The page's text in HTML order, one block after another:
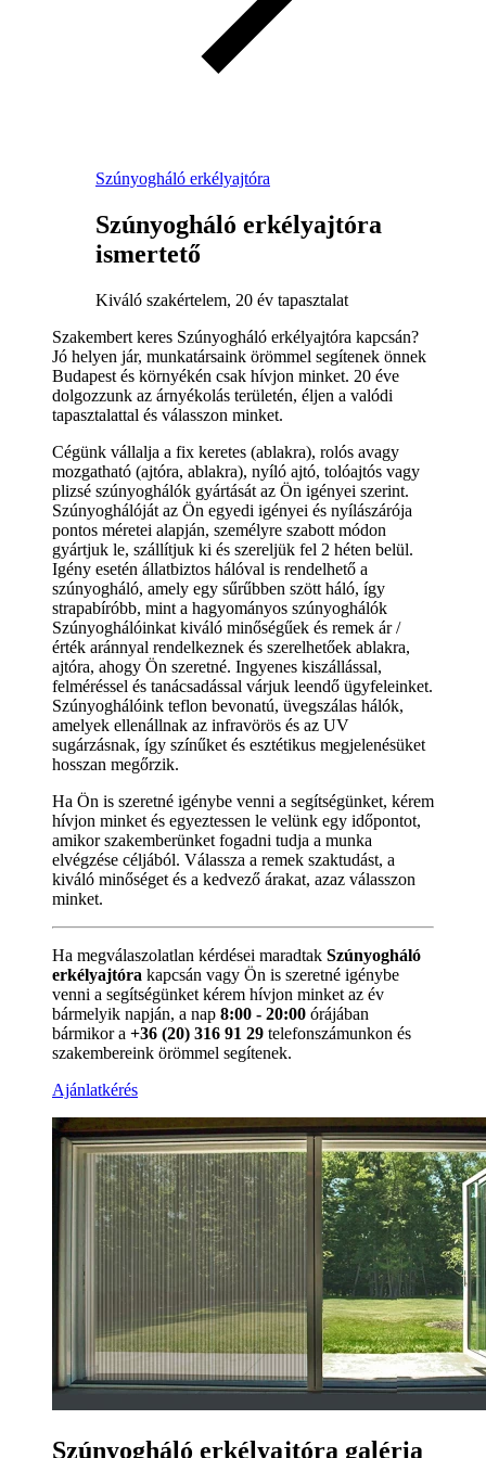
Szúnyogháló erkélyajtóra
Szúnyogháló erkélyajtóra
ismertető
Kiváló szakértelem, 20 év tapasztalat
Szakembert keres Szúnyogháló erkélyajtóra kapcsán?
Jó helyen jár, munkatársaink örömmel segítenek önnek
Budapest és környékén csak hívjon minket. 20 éve
dolgozzunk az árnyékolás területén, éljen a valódi
tapasztalattal és válasszon minket.
Cégünk vállalja a fix keretes (ablakra), rolós avagy
mozgatható (ajtóra, ablakra), nyíló ajtó, tolóajtós vagy
plizsé szúnyoghálók gyártását az Ön igényei szerint.
Szúnyoghálóját az Ön egyedi igényei és nyílászárója
pontos méretei alapján, személyre szabott módon
gyártjuk le, szállítjuk ki és szereljük fel 2 héten belül.
Igény esetén állatbiztos hálóval is rendelhető a
szúnyogháló, amely egy sűrűbben szött háló, így
strapabíróbb, mint a hagyományos szúnyoghálók
Szúnyoghálóinkat kiváló minőségűek és remek ár /
érték aránnyal rendelkeznek és szerelhetőek ablakra,
ajtóra, ahogy Ön szeretné. Ingyenes kiszállással,
felméréssel és tanácsadással várjuk leendő ügyfeleinket.
Szúnyoghálóink teflon bevonatú, üvegszálas hálók,
amelyek ellenállnak az infravörös és az UV
sugárzásnak, így színűket és esztétikus megjelenésüket
hosszan megőrzik.
Ha Ön is szeretné igénybe venni a segítségünket, kérem
hívjon minket és egyeztessen le velünk egy időpontot,
amikor szakemberünket fogadni tudja a munka
elvégzése céljából. Válassza a remek szaktudást, a
kiváló minőséget és a kedvező árakat, azaz válasszon
minket.
Ha megválaszolatlan kérdései maradtak Szúnyogháló
erkélyajtóra kapcsán vagy Ön is szeretné igénybe
venni a segítségünket kérem hívjon minket az év
bármelyik napján, a nap 8:00 - 20:00 órájában
bármikor a +36 (20) 316 91 29 telefonszámunkon és
szakembereink örömmel segítenek.
Ajánlatkérés
Szúnyogháló erkélyajtóra galéria